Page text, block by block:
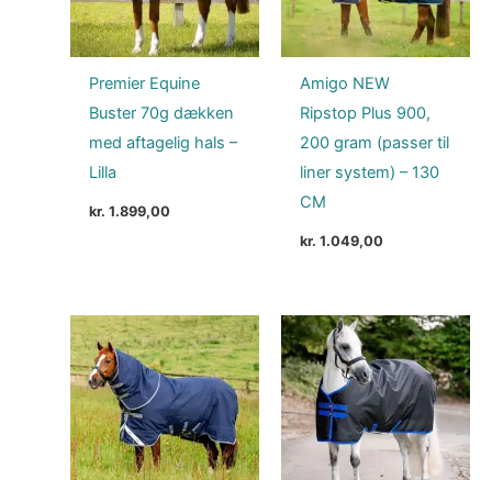
Premier Equine
Buster 70g dækken
med aftagelig hals –
Lilla
kr. 1.899,00
Amigo NEW
Ripstop Plus 900,
200 gram (passer til
liner system) – 130
CM
kr. 1.049,00